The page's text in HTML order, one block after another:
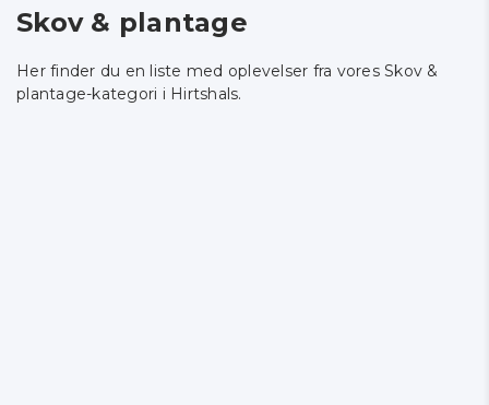
Skov & plantage
Her finder du en liste med oplevelser fra vores Skov &
plantage-kategori i Hirtshals.